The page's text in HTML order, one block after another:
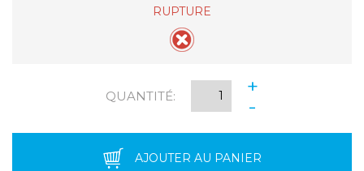
RUPTURE
QUANTITÉ:
+
-
AJOUTER AU PANIER